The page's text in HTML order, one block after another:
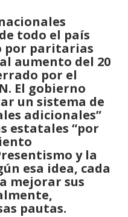
todo el país
por paritarias
aumento del 20
por el
El gobierno
un sistema de
adicionales”
estatales “por
y la
esa idea, cada
mejorar sus
pautas.